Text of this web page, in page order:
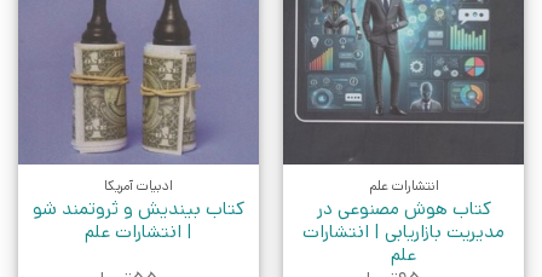
انتشارات علم
کتاب هوش مصنوعی در
مدیریت بازاریابی | انتشارات
علم
ادبیات آمریکا
کتاب بیندیش و ثروتمند شو
| انتشارات علم